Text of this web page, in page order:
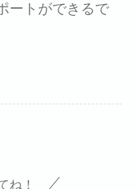
ートができるで
ね！